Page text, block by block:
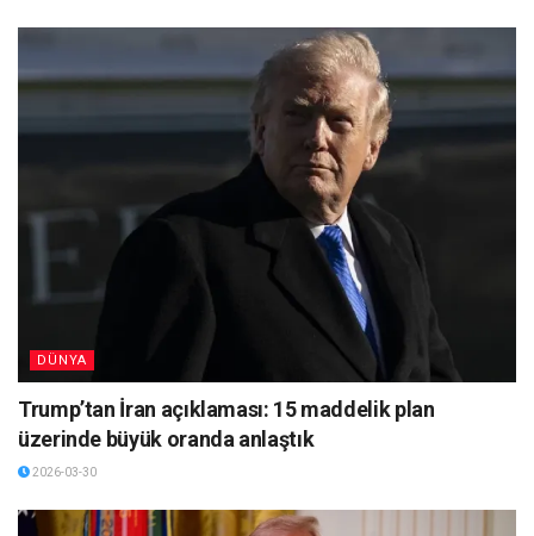
DÜNYA
Trump’tan İran açıklaması: 15 maddelik plan
üzerinde büyük oranda anlaştık
2026-03-30